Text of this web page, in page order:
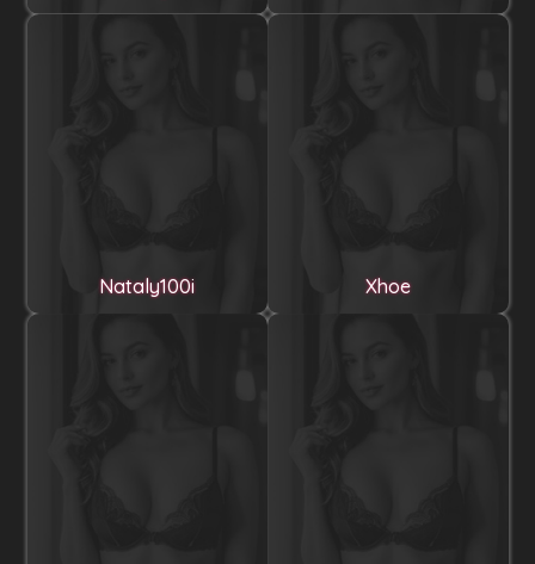
Nataly100i Xhoe